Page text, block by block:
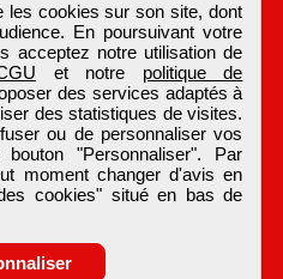
les cookies sur son site, dont
En poursuivant votre
acceptez notre utilisation de
et notre politique de
des services adaptés à
des statistiques de visites.
ou de personnaliser vos
"Personnaliser". Par
moment changer d'avis en
cookies" situé en bas de